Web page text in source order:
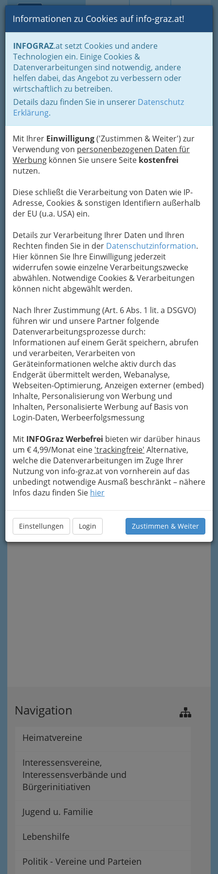
Suche Login Toggle
Informationen zu Cookies auf info-graz.at!
INFOGRAZ.at setzt Cookies und andere
Technologien ein. Einige Cookies &
Datenverarbeitungen sind notwendig, andere
helfen dabei, das Angebot zu verbessern oder
wirtschaftlich zu betreiben.
Details dazu finden Sie in unserer Datenschutz
Erklärung.
Mit Ihrer Einwilligung('Zustimmen & Weiter') zur
Verwendung von personenbezogenen Daten für
Werbung können Sie unsere Seite kostenfrei
nutzen.
Diese schließt die Verarbeitung von Daten wie IP-
Adresse, Cookies & sonstigen Identifiern außerhalb
der EU (u.a. USA) ein.
Details zur Verarbeitung Ihrer Daten und Ihren
Rechten finden Sie in der Datenschutzinformation.
Hier können Sie Ihre Einwilligung jederzeit
widerrufen sowie einzelne Verarbeitungszwecke
abwählen. Notwendige Cookies & Verarbeitungen
können nicht abgewählt werden.
Nach Ihrer Zustimmung (Art. 6 Abs. 1 lit. a DSGVO)
führen wir und unsere Partner folgende
Datenverarbeitungsprozesse durch:
Informationen auf einem Gerät speichern, abrufen
und verarbeiten, Verarbeiten von
Geräteinformationen welche aktiv durch das
Endgerät übermittelt werden, Webanalyse,
Webseiten-Optimierung, Anzeigen externer (embed)
Inhalte, Personalisierung von Werbung und
Inhalten, Personalisierte Werbung auf Basis von
Login-Daten, Werbeerfolgsmessung
Mit INFOGraz Werbefrei bieten wir darüber hinaus
um € 4,99/Monat eine 'trackingfreie' Alternative,
welche die Datenverarbeitungen im Zuge Ihrer
Nutzung von info-graz.at von vornherein auf das
unbedingt notwendige Ausmaß beschränkt – nähere
Infos dazu finden Sie hier
Einstellungen Login Zustimmen & Weiter
Home Branchen Freizeit & Sport
Vereine
Gesellschaft - Politik und Parteien
Wirtschaft
Steirische
Industiellenvereinigung
+43 316 321 528 - 0
+43 316 321 528 - 44
Kontaktaufnahme
bewahren, verwenden wir an dieser Stelle zur
Übermittlung Ihrer Nachricht ein sicheres
Formular. Ihre Nachricht wird nach dem
Unternehmen Steirische Industiellenvereinigung
weitergeleitet.
Mein Name
Mein Betreff
Meine Nachricht
Meine Nachricht senden
Navigation
Heimatvereine
Interessensvereine,
Interessensverbände und
Bürgerinitiativen
Jugend u. Familie
Lebenshilfe
Politik - Vereine und Parteien